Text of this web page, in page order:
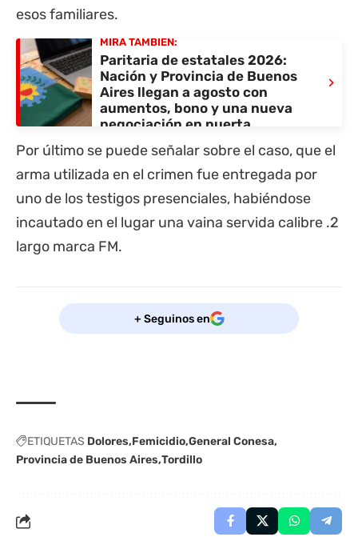
esos familiares.
MIRÁ TAMBIÉN:
Paritaria de estatales 2026:
Nación y Provincia de Buenos
Aires llegan a agosto con
aumentos, bono y una nueva
negociación en puerta
›
Por último se puede señalar sobre el caso, que el
arma utilizada en el crimen fue entregada por
uno de los testigos presenciales, habiéndose
incautado en el lugar una vaina servida calibre .2
largo marca FM.
+ Seguinos en
ETIQUETAS Dolores Femicidio General Conesa
Provincia de Buenos Aires Tordillo